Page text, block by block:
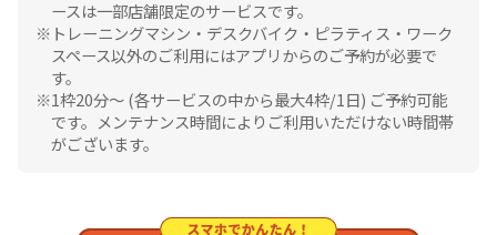
ースは一部店舗限定のサービスです。
トレーニングマシン・デスクバイク・ピラティス・ワーク
スペース以外のご利用にはアプリからのご予約が必要で
す。
1枠20分〜 (各サービスの中から最大4枠/1日) ご予約可能
です。メンテナンス時間によりご利用いただけない時間帯
がございます。